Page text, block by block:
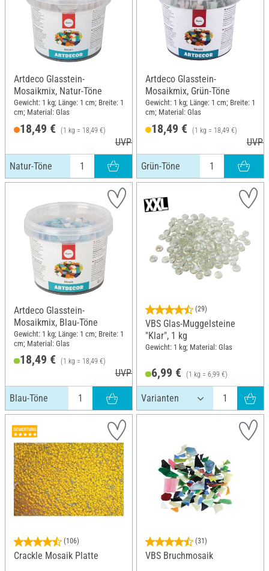
Artdeco Glasstein-
Mosaikmix, Natur-Töne
Gewicht: 1 kg; Länge: 1 cm; Breite: 1
cm; Material: Glas
18,49 € (1 kg = 18,49 €)
UVP 20,99 €
Natur-Töne
Artdeco Glasstein-
Mosaikmix, Grün-Töne
Gewicht: 1 kg; Länge: 1 cm; Breite: 1
cm; Material: Glas
18,49 € (1 kg = 18,49 €)
UVP
Grün-Töne
Artdeco Glasstein-
Mosaikmix, Blau-Töne
Gewicht: 1 kg; Länge: 1 cm; Breite: 1
cm; Material: Glas
18,49 € (1 kg = 18,49 €)
UVP 20,99 €
Blau-Töne
(29)
VBS Glas-Muggelsteine
"Klar", 1 kg
Gewicht: 1 kg; Material: Glas
6,99 € (1 kg = 6,99 €)
(106)
Crackle Mosaik Platte
(31)
VBS Bruchmosaik